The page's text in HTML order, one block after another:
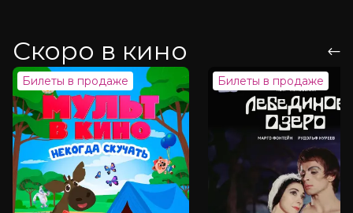
Скоро в кино
Билеты в продаже Билеты в продаже